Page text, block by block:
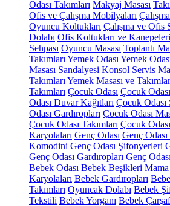
Odası Takımları Makyaj Masası
Ofis ve Çalışma Mobilyaları
Oyuncu Koltukları Çalışma ve Ofis
Dolabı Ofis Koltukları ve Kanepeleri
Sehpası Oyuncu Masası Toplantı
Takımları Yemek Odası Yemek
Masası Sandalyesi Konsol Servis
Takımları Yemek Masası ve
Takımları Çocuk Odası Çocuk
Odası Duvar Kağıtları Çocuk Odası
Odası Gardıropları Çocuk Odası
Çocuk Odası Takımları Çocuk
Karyolaları Genç Odası Genç Odası
Komodini Genç Odası Şifonyerleri
Genç Odası Gardıropları Genç
Bebek Odası Bebek Beşikleri
Karyolaları Bebek Gardıropları
Takımları Oyuncak Dolabı Bebek
Tekstili Bebek Yorganı Bebek